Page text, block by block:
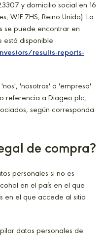
y domicilio social en 16
W1F 7HS, Reino Unido). La
se puede encontrar en
está disponible
results-reports-
'nosotros' o 'empresa'
referencia a Diageo plc,
según corresponda.
de compra?
personales si no es
en el país en el que
en el que accede al sitio
datos personales de